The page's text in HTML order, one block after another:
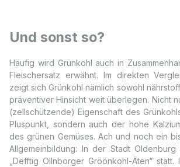
Und sonst so?
Häufig wird Grünkohl auch in
Fleischersatz erwähnt. Im direkten
zeigt sich Grünkohl nämlich sowohl
präventiver Hinsicht weit überlegen. Nicht
(zellschützende) Eigenschaft des
Pluspunkt, sondern auch der hohe
des grünen Gemüses. Ach und noch ein
Allgemeinbildung: In der Stadt
„Defftig Ollnborger Gröönkohl-Äten“ statt.